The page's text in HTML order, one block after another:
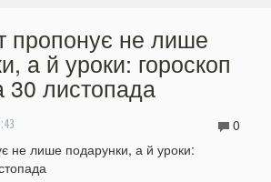
пропонує не лише
а й уроки: гороскоп
30 листопада
0